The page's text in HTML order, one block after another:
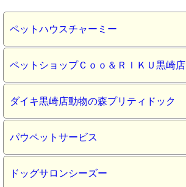
ペットハウスチャーミー
ペットショップＣｏｏ＆ＲＩＫＵ黒崎店
ダイキ黒崎店動物の森プリティドック
パウペットサービス
ドッグサロンシーズー